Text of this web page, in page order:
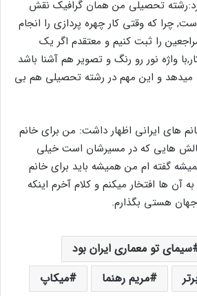
تحصیلی من همان گرافیک نقش
چرا که وقتی کار چهره پردازی را انجام
را ثبت کنیم و معتقدم اگر یک
واژه نور رو رنگ و تصویر هم آشنا باشد
میدهد و این مهم در رشته تحصیلی هم بی
های ایرانی اظهار داشت: من برای خانم
هایی که در مسیرشان است خیلی
گفته ام من همیشه باید برای خانم
آن ها افتخار میکنم و کلام آخرم اینکه
جهان هستی بگذارم.
سیمای تو معماری ایران بود
مریم رهنما
میکاپ